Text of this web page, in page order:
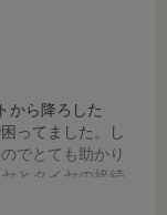
から降ろした
ってました。し
でとても助かり
とタイヤの接続
して頂ければ、